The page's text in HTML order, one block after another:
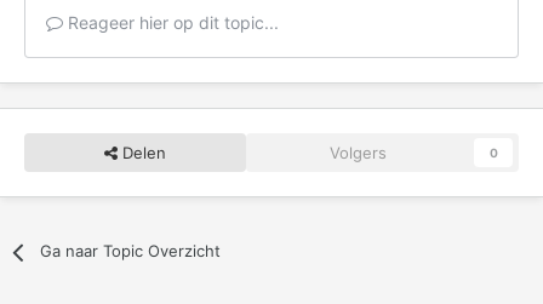
Reageer hier op dit topic...
Delen Volgers 0
Ga naar Topic Overzicht